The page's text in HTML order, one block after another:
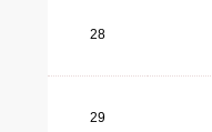
28
29